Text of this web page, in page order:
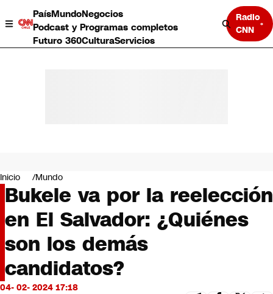
PaísMundoNegocios
Podcast y Programas completos
Futuro 360CulturaServicios
Radio
CNN
Negocios
Deportes
Programas completos
Cultura
Servicios
Bits
CNN tiempo
Futuro 360
Inicio Mundo
Bukele va por la reelección
en El Salvador: ¿Quiénes
son los demás
candidatos?
04- 02- 2024 17:18